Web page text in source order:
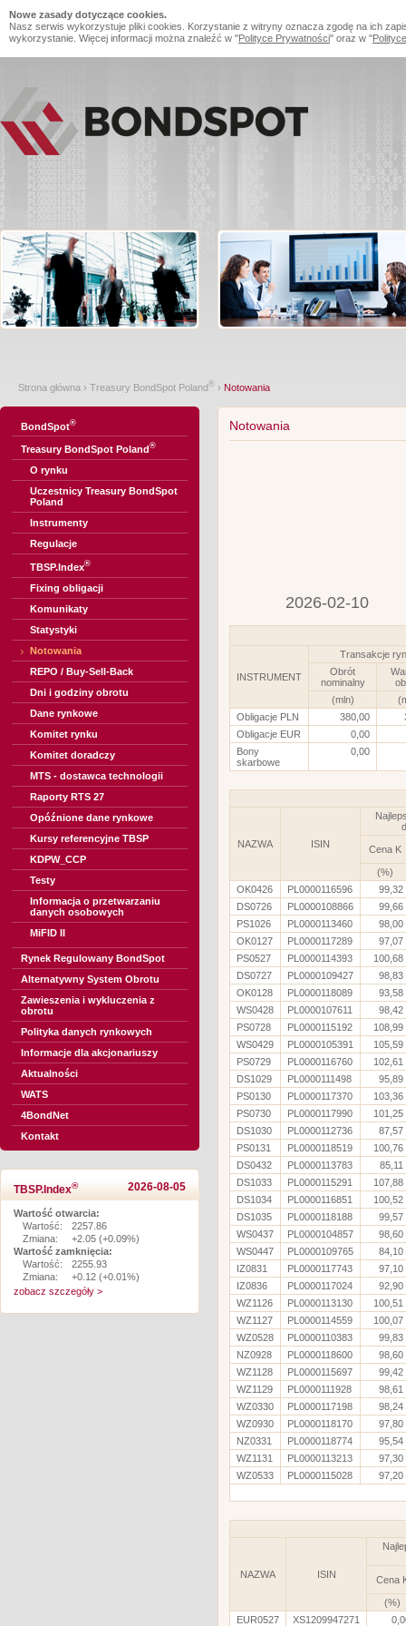
Nowe zasady dotyczące cookies.
Nasz serwis wykorzystuje pliki cookies. Korzystanie z witryny oznacza zgodę na ich
wykorzystanie. Więcej informacji można znaleźć w "Polityce Prywatności" oraz w "
Strona główna › Treasury BondSpot Poland® › Notowania
BondSpot®
Treasury BondSpot Poland®
O rynku
Uczestnicy Treasury BondSpot
Poland
Instrumenty
Regulacje
TBSP.Index®
Fixing obligacji
Komunikaty
Statystyki
Notowania
REPO / Buy-Sell-Back
Dni i godziny obrotu
Dane rynkowe
Komitet rynku
Komitet doradczy
MTS - dostawca technologii
Raporty RTS 27
Opóźnione dane rynkowe
Kursy referencyjne TBSP
KDPW_CCP
Testy
Informacja o przetwarzaniu
danych osobowych
MiFID II
Rynek Regulowany BondSpot
Alternatywny System Obrotu
Zawieszenia i wykluczenia z
obrotu
Polityka danych rynkowych
Informacje dla akcjonariuszy
Aktualności
WATS
4BondNet
Kontakt
TBSP.Index® 2026-08-05
Wartość otwarcia:
Wartość:
2257.86
Zmiana:
+2.05 (+0.09%)
Wartość zamknięcia:
Wartość:
2255.93
Zmiana:
+0.12 (+0.01%)
zobacz szczegóły >
Notowania
2026-02-10
INSTRUMENT
Transakcje
Obrót
nominalny
(mln)
Obligacje PLN
380,00
Obligacje EUR
0,00
Bony
skarbowe
0,00
NAZWA ISIN Cena K
(%)
OK0426
PL0000116596
99,32
DS0726
PL0000108866
99,66
PS1026
PL0000113460
98,00
OK0127
PL0000117289
97,07
PS0527
PL0000114393
100,68
DS0727
PL0000109427
98,83
OK0128
PL0000118089
93,58
WS0428
PL0000107611
98,42
PS0728
PL0000115192
108,99
WS0429
PL0000105391
105,59
PS0729
PL0000116760
102,61
DS1029
PL0000111498
95,89
PS0130
PL0000117370
103,36
PS0730
PL0000117990
101,25
DS1030
PL0000112736
87,57
PS0131
PL0000118519
100,76
DS0432
PL0000113783
85,11
DS1033
PL0000115291
107,88
DS1034
PL0000116851
100,52
DS1035
PL0000118188
99,57
WS0437
PL0000104857
98,60
WS0447
PL0000109765
84,10
IZ0831
PL0000117743
97,10
IZ0836
PL0000117024
92,90
WZ1126
PL0000113130
100,51
WZ1127
PL0000114559
100,07
WZ0528
PL0000110383
99,83
NZ0928
PL0000118600
98,60
WZ1128
PL0000115697
99,42
WZ1129
PL0000111928
98,61
WZ0330
PL0000117198
98,24
WZ0930
PL0000118170
97,80
NZ0331
PL0000118774
95,54
WZ1131
PL0000113213
97,30
WZ0533
PL0000115028 97,20
NAZWA ISIN Cena
(%)
EUR0527
XS1209947271